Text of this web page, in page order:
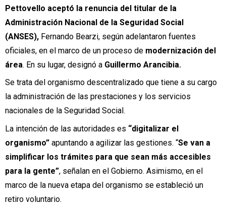
Pettovello aceptó la renuncia del titular de la
Administración Nacional de la Seguridad Social
(ANSES), Fernando Bearzi, según adelantaron fuentes
oficiales, en el marco de un proceso de modernización del
área. En su lugar, designó a Guillermo Arancibia.
Se trata del organismo descentralizado que tiene a su cargo
la administración de las prestaciones y los servicios
nacionales de la Seguridad Social.
La intención de las autoridades es “digitalizar el
organismo” apuntando a agilizar las gestiones. “Se van a
simplificar los trámites para que sean más accesibles
para la gente”, señalan en el Gobierno. Asimismo, en el
marco de la nueva etapa del organismo se estableció un
retiro voluntario.